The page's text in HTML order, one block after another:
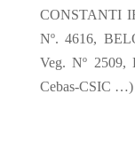
CONSTANTI
Nº. 4616,
Veg. Nº
Cebas-CSIC …)